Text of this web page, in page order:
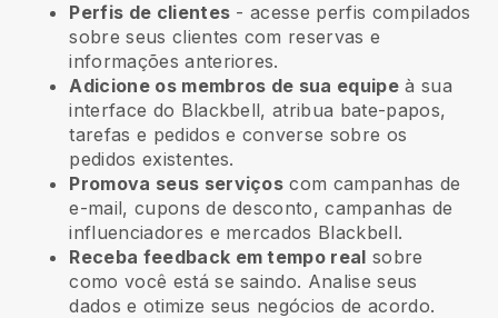
Perfis de clientes - acesse perfis compilados
sobre seus clientes com reservas e
informações anteriores.
Adicione os membros de sua equipeà sua
interface do Blackbell, atribua bate-papos,
tarefas e pedidos e converse sobre os
pedidos existentes.
Promova seus serviços com campanhas de
e-mail, cupons de desconto, campanhas de
influenciadores e mercados Blackbell.
Receba feedback em tempo real sobre
como você está se saindo. Analise seus
dados e otimize seus negócios de acordo.